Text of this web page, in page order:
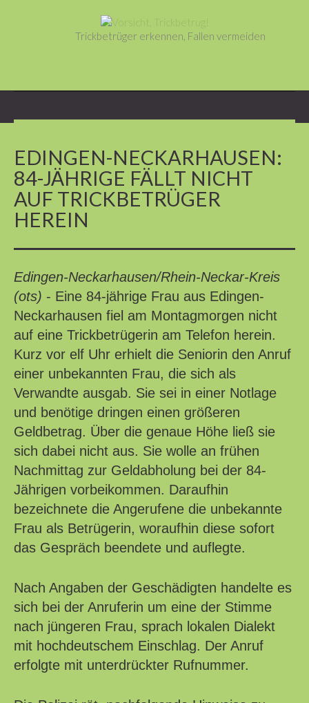
Trickbetrüger erkennen, Fallen vermeiden
EDINGEN-NECKARHAUSEN:
84-JÄHRIGE FÄLLT NICHT
AUF TRICKBETRÜGER
HEREIN
Edingen-Neckarhausen/Rhein-Neckar-Kreis
(ots) - Eine 84-jährige Frau aus Edingen-
Neckarhausen fiel am Montagmorgen nicht
auf eine Trickbetrügerin am Telefon herein.
Kurz vor elf Uhr erhielt die Seniorin den Anruf
einer unbekannten Frau, die sich als
Verwandte ausgab. Sie sei in einer Notlage
und benötige dringen einen größeren
Geldbetrag. Über die genaue Höhe ließ sie
sich dabei nicht aus. Sie wolle an frühen
Nachmittag zur Geldabholung bei der 84-
Jährigen vorbeikommen. Daraufhin
bezeichnete die Angerufene die unbekannte
Frau als Betrügerin, woraufhin diese sofort
das Gespräch beendete und auflegte.
Nach Angaben der Geschädigten handelte es
sich bei der Anruferin um eine der Stimme
nach jüngeren Frau, sprach lokalen Dialekt
mit hochdeutschem Einschlag. Der Anruf
erfolgte mit unterdrückter Rufnummer.